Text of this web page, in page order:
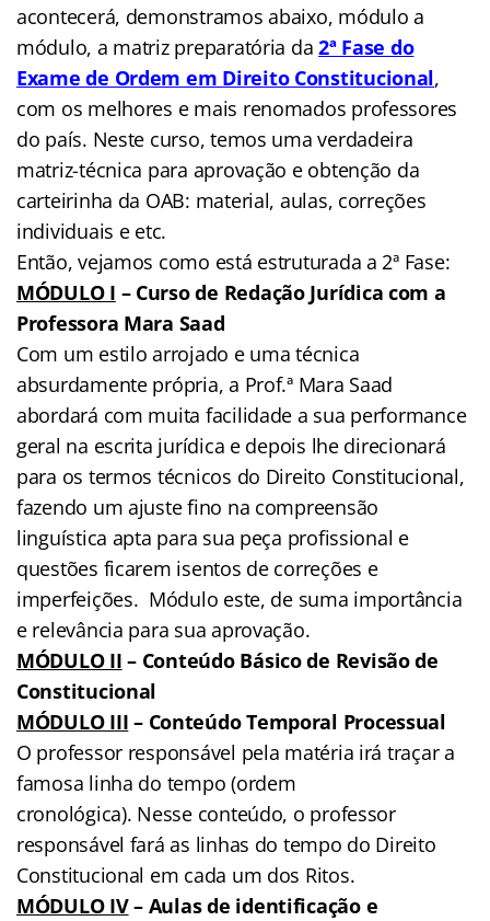
acontecerá, demonstramos abaixo, módulo a
módulo, a matriz preparatória da2ª Fase do
Exame de Ordem em Direito Constitucional,
com os melhores e mais renomados professores
do país. Neste curso, temos uma verdadeira
matriz-técnica para aprovação e obtenção da
carteirinha da OAB: material, aulas, correções
individuais e etc.
Então, vejamos como está estruturada a 2ª Fase:
MÓDULO I – Curso de Redação Jurídica com a
Professora Mara Saad
Com um estilo arrojado e uma técnica
absurdamente própria, a Prof.ª Mara Saad
abordará com muita facilidade a sua performance
geral na escrita jurídica e depois lhe direcionará
para os termos técnicos do Direito Constitucional,
fazendo um ajuste fino na compreensão
linguística apta para sua peça profissional e
questões ficarem isentos de correções e
imperfeições. Módulo este, de suma importância
e relevância para sua aprovação.
MÓDULO II – Conteúdo Básico de Revisão de
Constitucional
MÓDULO III – Conteúdo Temporal Processual
O professor responsável pela matéria irá traçar a
famosa linha do tempo (ordem
cronológica). Nesse conteúdo, o professor
responsável fará as linhas do tempo do Direito
Constitucional em cada um dos Ritos.
MÓDULO IV– Aulas de identificação e